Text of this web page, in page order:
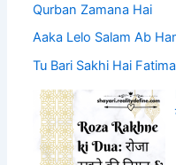
Qurban Zamana Hai
Aaka Lelo Salam Ab
Tu Bari Sakhi Hai